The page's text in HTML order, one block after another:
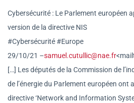
Cybersécurité : Le Parlement européen
version de la directive NIS
#Cybersécurité #Europe
29/10/21 –samuel.cutullic@nae.fr
[…] Les députés de la Commission de
de l’énergie du Parlement européen ont
directive ‘Network and Information